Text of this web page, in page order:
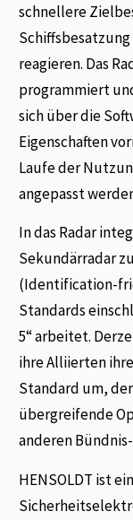
schnellere
reagieren. Das
programmiert
sich über die
Eigenschaften
Laufe der
angepasst
In das Radar
Sekundärradar
(Identification-
Standards
5“ arbeitet.
ihre Alliierten
Standard um,
übergreifende
anderen
HENSOLDT ist